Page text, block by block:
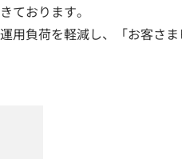
ております。
用負荷を軽減し、「お客さ